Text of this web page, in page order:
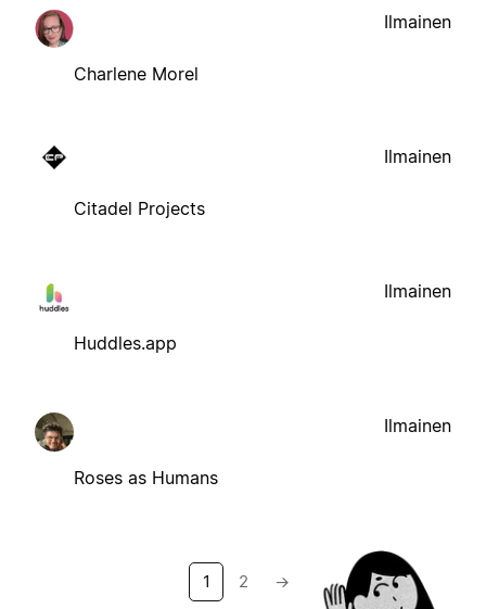
Charlene Morel
Ilmainen
Citadel Projects
Ilmainen
Huddles.app
Ilmainen
Roses as Humans
Ilmainen
1 2 →